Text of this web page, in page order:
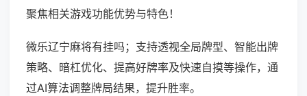
聚焦相关游戏功能优势与特色！
微乐辽宁麻将有挂吗；支持透视全局牌型、智能出牌
策略、暗杠优化、提高好牌率及快速自摸等操作，通
过AI算法调整牌局结果，提升胜率。